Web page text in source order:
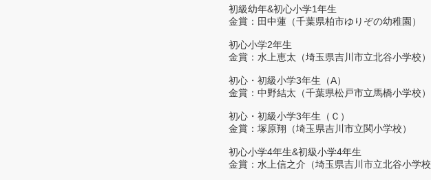
初級幼年&初心小学1年生
金賞：田中蓮（千葉県柏市ゆりぞの幼稚園）
初心小学2年生
金賞：水上恵太（埼玉県吉川市立北谷小学校）
初心・初級小学3年生（A）
金賞：中野結太（千葉県松戸市立馬橋小学校）
初心・初級小学3年生（Ｃ）
金賞：塚原翔（埼玉県吉川市立関小学校）
初心小学4年生&初級小学4年生
金賞：水上信之介（埼玉県吉川市立北谷小学校